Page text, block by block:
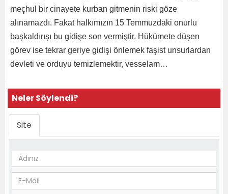
meçhul bir cinayete kurban gitmenin riski göze
alınamazdı. Fakat halkımızın 15 Temmuzdaki onurlu
başkaldırışı bu gidişe son vermiştir. Hükümete düşen
görev ise tekrar geriye gidişi önlemek faşist unsurlardan
devleti ve orduyu temizlemektir, vesselam…
Neler Söylendi?
Site